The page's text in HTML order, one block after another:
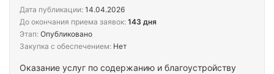
Оказание услуг по содержанию и благоустройству
Дата публикации: 14.04.2026
До окончания приема заявок: 143 дня
Этап: Опубликовано
Закупка с обеспечением: Нет